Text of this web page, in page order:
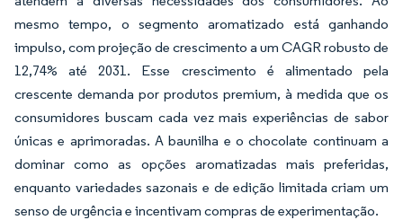
mesmo tempo, o segmento aromatizado está ganhando
impulso, com projeção de crescimento a um CAGR robusto de
12,74% até 2031. Esse crescimento é alimentado pela
crescente demanda por produtos premium, à medida que os
consumidores buscam cada vez mais experiências de sabor
únicas e aprimoradas. A baunilha e o chocolate continuam a
dominar como as opções aromatizadas mais preferidas,
enquanto variedades sazonais e de edição limitada criam um
senso de urgência e incentivam compras de experimentação.